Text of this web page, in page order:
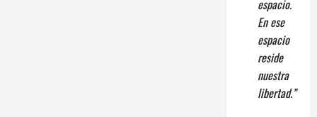
espacio.
En ese
espacio
reside
nuestra
libertad.”